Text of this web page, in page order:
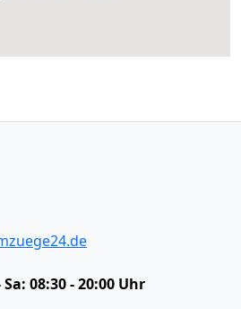
Sa: 08:30 - 20:00 Uhr